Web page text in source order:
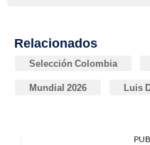
Relacionados
Selección Colombia
Mundial 2026 Luis